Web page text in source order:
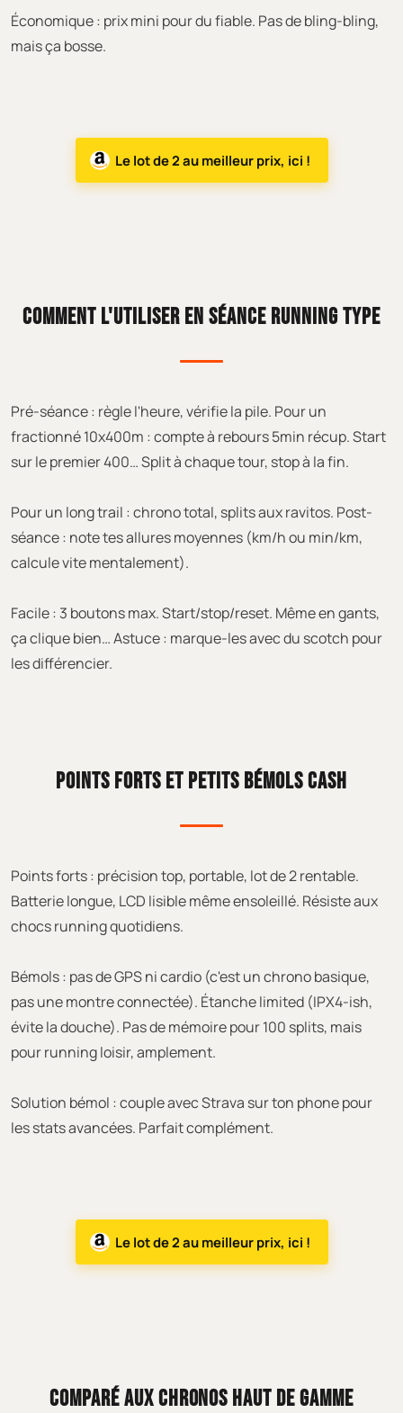
Économique : prix mini pour du fiable. Pas de bling-bling,
mais ça bosse.
Le lot de 2 au meilleur prix, ici !
COMMENT L'UTILISER EN SÉANCE RUNNING TYPE
Pré-séance : règle l'heure, vérifie la pile. Pour un
fractionné 10x400m : compte à rebours 5min récup. Start
sur le premier 400… Split à chaque tour, stop à la fin.
Pour un long trail : chrono total, splits aux ravitos. Post-
séance : note tes allures moyennes (km/h ou min/km,
calcule vite mentalement).
Facile : 3 boutons max. Start/stop/reset. Même en gants,
ça clique bien… Astuce : marque-les avec du scotch pour
les différencier.
POINTS FORTS ET PETITS BÉMOLS CASH
Points forts : précision top, portable, lot de 2 rentable.
Batterie longue, LCD lisible même ensoleillé. Résiste aux
chocs running quotidiens.
Bémols : pas de GPS ni cardio (c'est un chrono basique,
pas une montre connectée). Étanche limited (IPX4-ish,
évite la douche). Pas de mémoire pour 100 splits, mais
pour running loisir, amplement.
Solution bémol : couple avec Strava sur ton phone pour
les stats avancées. Parfait complément.
Le lot de 2 au meilleur prix, ici !
COMPARÉ AUX CHRONOS HAUT DE GAMME